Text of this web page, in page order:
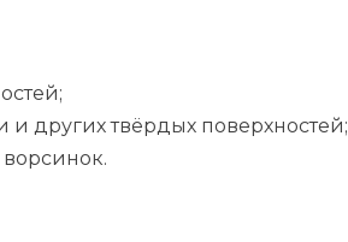
и других твёрдых поверхностей;